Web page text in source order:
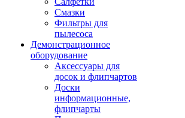
Смазки
Фильтры для
пылесоса
Демонстрационное
оборудование
Аксессуары для
досок и флипчартов
Доски
информационные,
флипчарты